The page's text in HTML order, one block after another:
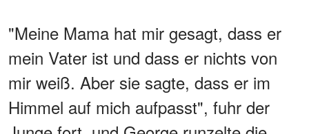
"Meine Mama hat mir gesagt, dass er
mein Vater ist und dass er nichts von
mir weiß. Aber sie sagte, dass er im
Himmel auf mich aufpasst", fuhr der